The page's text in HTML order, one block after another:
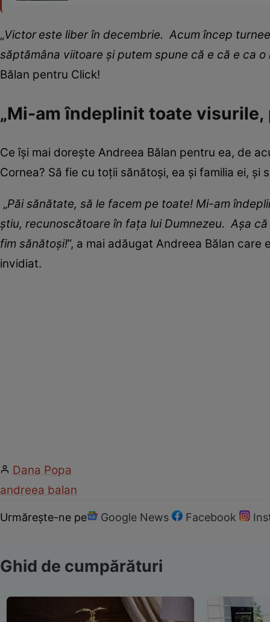
„Victor este liber în decembrie. Acum încep turnee
săptămâna viitoare șiputem spune că e că e ca o
Bălan pentru Click!
„Mi-am îndeplinit toate
Ce își mai dorește Andreea Bălan pentru ea, de
Cornea? Să fie cu toții sănătoși, ea și familia ei, și
„Păi sănătate, să le facem pe toate! Mi-am
știu, recunoscătoare în fața lui Dumnezeu. Așa
fim sănătoși!”, a mai adăugat Andreea Bălan
invidiat.
Dana Popa
andreea balan
Urmărește-ne pe Google News Facebook
Ghid de cumpărături